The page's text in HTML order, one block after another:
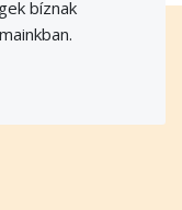
bíznak